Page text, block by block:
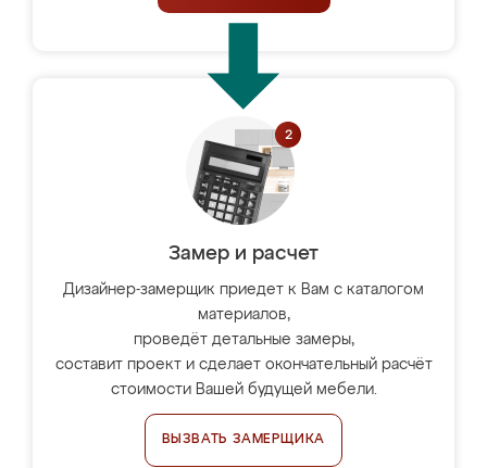
Замер и расчет
Дизайнер-замерщик приедет к Вам с каталогом
материалов,
проведёт детальные замеры,
составит проект и сделает окончательный расчёт
стоимости Вашей будущей мебели.
ВЫЗВАТЬ ЗАМЕРЩИКА